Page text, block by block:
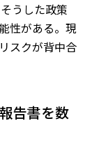
うした政策
性がある。現
スクが背中合
告書を数